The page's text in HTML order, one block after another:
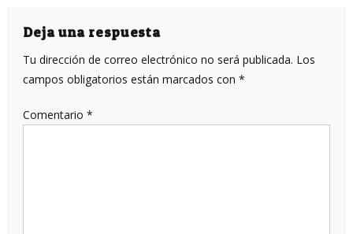
entradas
Deja una respuesta
Tu dirección de correo electrónico no será publicada. Los
campos obligatorios están marcados con *
Comentario *